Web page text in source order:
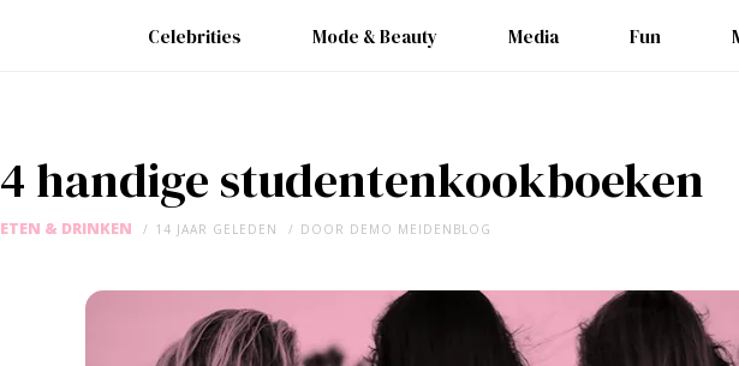
Celebrities Mode & Beauty Media Fun
4 handige studentenkookboeken
ETEN & DRINKEN 14 JAAR GELEDEN DOOR DEMO MEIDENBLOG